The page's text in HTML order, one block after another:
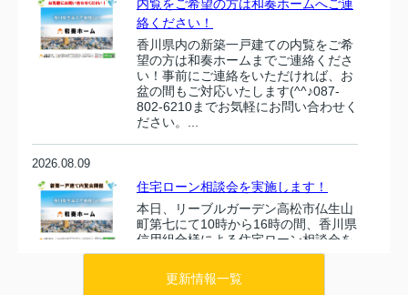
内覧をご希望の方は和奏ホームへご連
絡ください！
香川県内の新築一戸建ての内覧をご希
望の方は和奏ホームまでご連絡くださ
い！事前にご連絡をいただければ、お
盆の間もご対応いたします(^^♪087-
802-6210までお気軽にお問い合わせく
ださい。...
2026.08.09
住宅ローン相談会を実施します！
本日、リーブルガーデン高松市仏生山
町第七にて10時から16時の間、香川県
信用組合様による住宅ローン相談会を
実施します！賢い住宅ローンの借り方
など相談してみませんか？住宅ローン
相談会はご予約がなくても、...
更新情報一覧